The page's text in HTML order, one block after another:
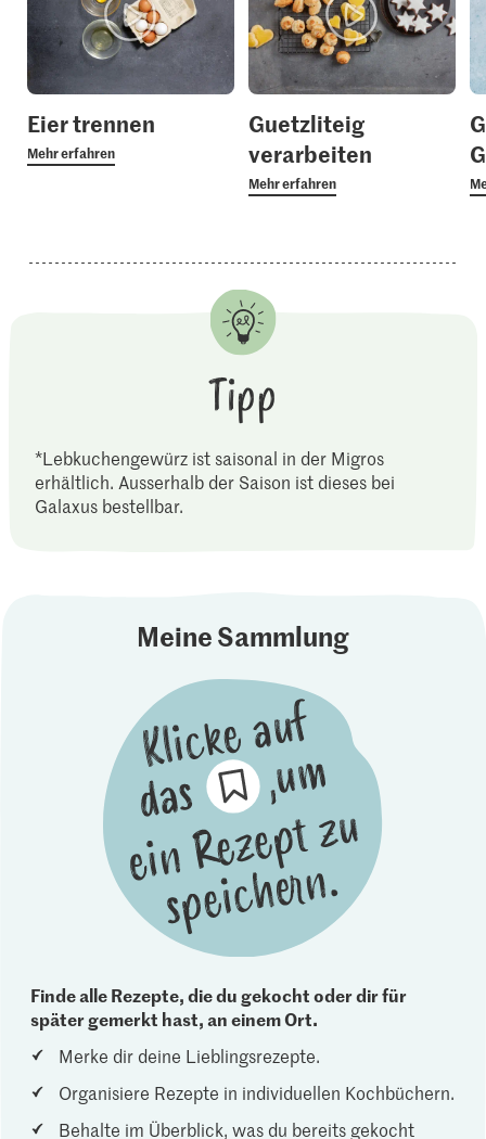
Eier trennen
Mehr erfahren
Guetzliteig
verarbeiten
Mehr erfahren
Tipp
*Lebkuchengewürz ist saisonal in der Migros
erhältlich. Ausserhalb der Saison ist dieses bei
Galaxus bestellbar.
Meine Sammlung
Finde alle Rezepte, die du gekocht oder dir für
später gemerkt hast, an einem Ort.
Merke dir deine Lieblingsrezepte.
Organisiere Rezepte in individuellen Kochbüchern.
Behalte im Überblick, was du bereits gekocht